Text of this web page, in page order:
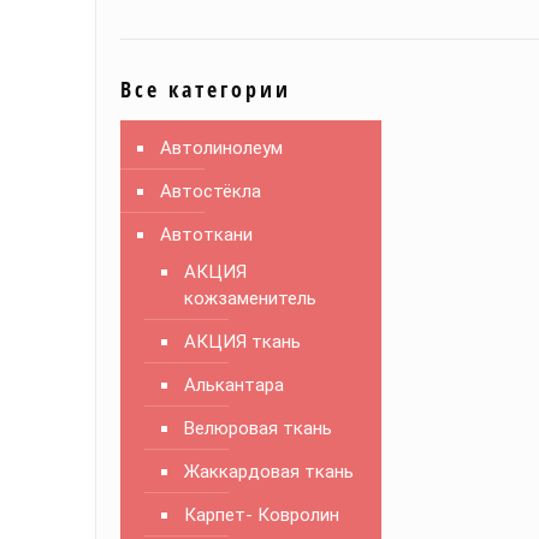
Все категории
Автолинолеум
Автостёкла
Автоткани
АКЦИЯ
кожзаменитель
АКЦИЯ ткань
Алькантара
Велюровая ткань
Жаккардовая ткань
Карпет- Ковролин